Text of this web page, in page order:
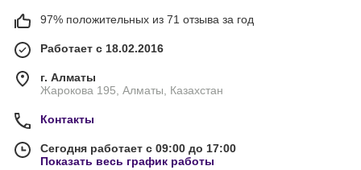
97% положительных из 71 отзыва за год
Работает с 18.02.2016
г. Алматы
Жарокова 195, Алматы, Казахстан
Контакты
Сегодня работает с 09:00 до 17:00
Показать весь график работы